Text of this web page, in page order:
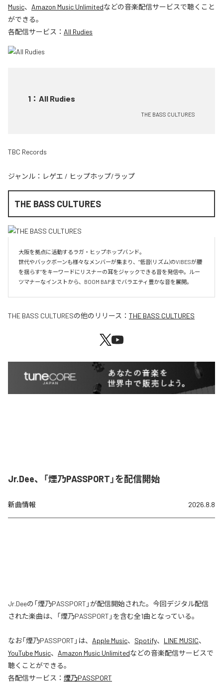
Music、 Amazon Music Unlimitedなどの音楽配信サービスで聴くこと
ができる。
各配信サービス： All Rudies
1 ： All Rudies
THE BASS CULTURES
TBC Records
ジャンル： レゲエ / ヒップホップ/ラップ
THE BASS CULTURES
大阪を拠点に活動するラガ・ヒップホップバンド。
世代やバックボーンも様々なメンバーが集まり、”低音(リズム)のVIBESが腰
を揺らす”をキーワードにリスナーの耳をジャックできる音を発信中。ルー
ツマナーなインストから、BOOM BAPまでバラエティ豊かな音を展開。
THE BASS CULTURESの他のリリース： THE BASS CULTURES
Jr.Dee、「煙乃PASSPORT」を配信開始
新曲情報 2026.8.8
Jr.Deeの「煙乃PASSPORT」が配信開始された。今回デジタル配信
された楽曲は、「煙乃PASSPORT」を含む全1曲となっている。
なお「煙乃PASSPORT 」は、 Apple Music、 Spotify、 LINE MUSIC、
YouTube Music、 Amazon Music Unlimitedなどの音楽配信サービスで
聴くことができる。
各配信サービス： 煙乃PASSPORT